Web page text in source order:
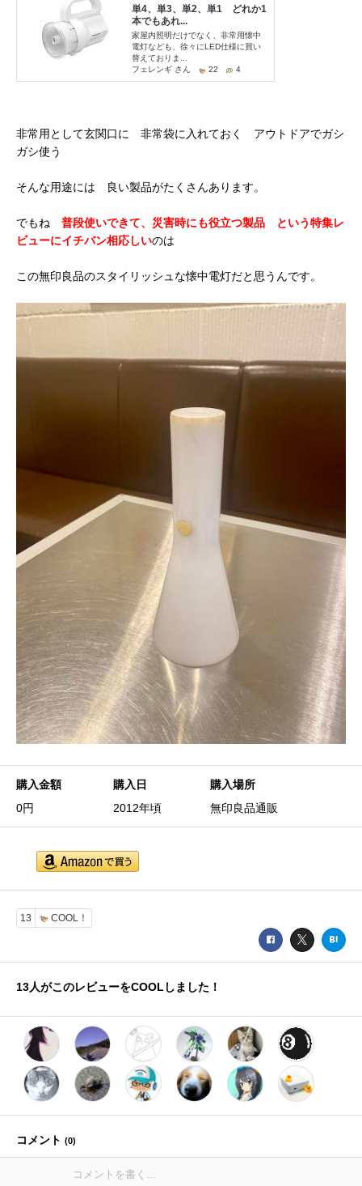
非常用として玄関口に 非常袋に入れておく アウトドアでガシ
ガシ使う
そんな用途には 良い製品がたくさんあります。
でもね 普段使いできて、災害時にも役立つ製品 という特集レ
ビューにイチバン相応しいのは
この無印良品のスタイリッシュな懐中電灯だと思うんです。
購入金額
0円
購入日
2012年頃
購入場所
無印良品通販
13 COOL！
13人がこのレビューをCOOLしました！
コメント (0)